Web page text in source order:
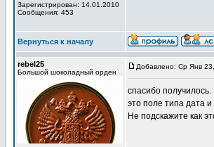
Зарегистрирован: 14.01.2010
Сообщения: 453
Вернуться к началу
rebel25
Большой шоколадный орден
Добавлено: Ср Янв
спасибо получилось.
это поле типа дата
Не подскажите как